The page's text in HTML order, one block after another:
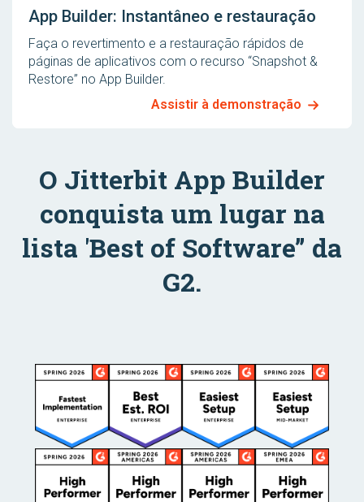
App Builder: Instantâneo e restauração
Faça o revertimento e a restauração rápidos de
páginas de aplicativos com o recurso “Snapshot &
Restore” no App Builder.
Assistir à demonstração
O Jitterbit App Builder
conquista um lugar na
lista 'Best of Software” da
G2.